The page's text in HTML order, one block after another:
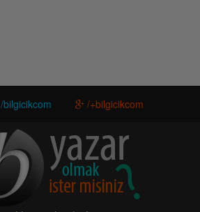
/bilgicikcom /+bilgicikcom